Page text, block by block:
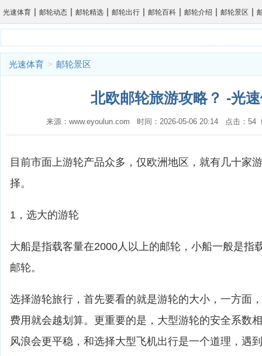
光速体育 | 邮轮动态 | 邮轮精选 | 邮轮出行 | 邮轮百科 | 邮轮介绍 | 邮轮景区 |
光速体育 > 邮轮景区
北欧邮轮旅游攻略？ -光
来源：www.eyoulun.com 时间：2026-05-06 20:14 点击：
目前市面上游轮产品众多，仅欧洲地区，就有几十家
择。
1，选大的游轮
大船是指载客量在2000人以上的邮轮，小船一般是指
邮轮。
选择游轮旅行，首先要看的就是游轮的大小，一方面
费用就会越划算。更重要的是，大型游轮的安全系数
风浪会更平稳，和选择大型飞机出行是一个道理，遇